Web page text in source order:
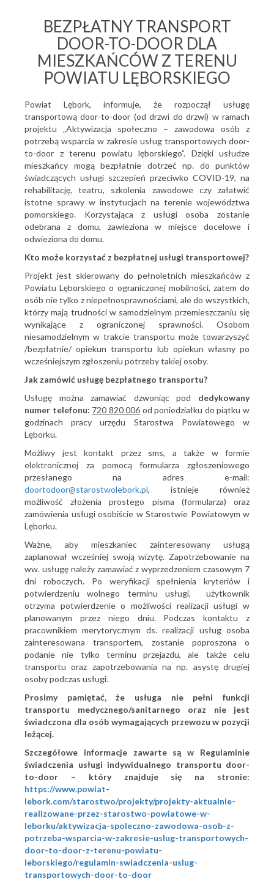
BEZPŁATNY TRANSPORT
DOOR-TO-DOOR DLA
MIESZKAŃCÓW Z TERENU
POWIATU LĘBORSKIEGO
Powiat Lębork, informuje, że rozpoczął usługę
transportową door-to-door (od drzwi do drzwi) w ramach
projektu „Aktywizacja społeczno – zawodowa osób z
potrzebą wsparcia w zakresie usług transportowych door-
to-door z terenu powiatu lęborskiego”. Dzięki usłudze
mieszkańcy mogą bezpłatnie dotrzeć np. do punktów
świadczących usługi szczepień przeciwko COVID-19, na
rehabilitację, teatru, szkolenia zawodowe czy załatwić
istotne sprawy w instytucjach na terenie województwa
pomorskiego. Korzystająca z usługi osoba zostanie
odebrana z domu, zawieziona w miejsce docelowe i
odwieziona do domu.
Kto może korzystać z bezpłatnej usługi transportowej?
Projekt jest skierowany do pełnoletnich mieszkańców z
Powiatu Lęborskiego o ograniczonej mobilności, zatem do
osób nie tylko z niepełnosprawnościami, ale do wszystkich,
którzy mają trudności w samodzielnym przemieszczaniu się
wynikające z ograniczonej sprawności. Osobom
niesamodzielnym w trakcie transportu może towarzyszyć
/bezpłatnie/ opiekun transportu lub opiekun własny po
wcześniejszym zgłoszeniu potrzeby takiej osoby.
Jak zamówić usługę bezpłatnego transportu?
Usługę można zamawiać dzwoniąc pod dedykowany
numer telefonu: 720 820 006 od poniedziałku do piątku w
godzinach pracy urzędu Starostwa Powiatowego w
Lęborku.
Możliwy jest kontakt przez sms, a także w formie
elektronicznej za pomocą formularza zgłoszeniowego
przesłanego na adres e-mail:
doortodoor@starostwolebork.pl, istnieje również
możliwość złożenia prostego pisma (formularza) oraz
zamówienia usługi osobiście w Starostwie Powiatowym w
Lęborku.
Ważne, aby mieszkaniec zainteresowany usługą
zaplanował wcześniej swoją wizytę. Zapotrzebowanie na
ww. usługę należy zamawiać z wyprzedzeniem czasowym 7
dni roboczych. Po weryfikacji spełnienia kryteriów i
potwierdzeniu wolnego terminu usługi, użytkownik
otrzyma potwierdzenie o możliwości realizacji usługi w
planowanym przez niego dniu. Podczas kontaktu z
pracownikiem merytorycznym ds. realizacji usług osoba
zainteresowana transportem, zostanie poproszona o
podanie nie tylko terminu przejazdu, ale także celu
transportu oraz zapotrzebowania na np. asystę drugiej
osoby podczas usługi.
Prosimy pamiętać, że usługa nie pełni funkcji
transportu medycznego/sanitarnego oraz nie jest
świadczona dla osób wymagających przewozu w pozycji
leżącej.
Szczegółowe informacje zawarte są w Regulaminie
świadczenia usługi indywidualnego transportu door-
to-door – który znajduje się na stronie:
https://www.powiat-
lebork.com/starostwo/projekty/projekty-aktualnie-
realizowane-przez-starostwo-powiatowe-w-
leborku/aktywizacja-spoleczno-zawodowa-osob-z-
potrzeba-wsparcia-w-zakresie-uslug-transportowych-
door-to-door-z-terenu-powiatu-
leborskiego/regulamin-swiadczenia-uslug-
transportowych-door-to-door